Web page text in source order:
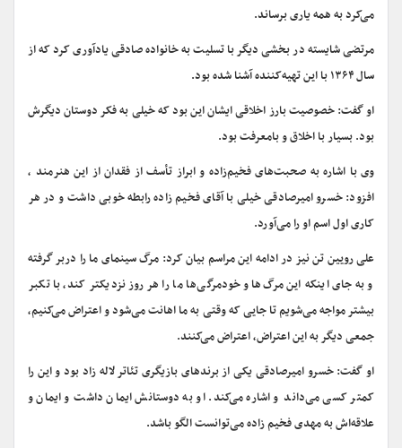
می‌کرد به همه یاری برساند.
مرتضی شایسته در بخشی دیگر با تسلیت به خانواده صادقی یادآوری کرد که از
سال ۱۳۶۴ با این تهیه‌کننده آشنا شده بود.
او گفت: خصوصیت بارز اخلاقی ایشان این بود که خیلی به فکر دوستان دیگرش
بود. بسیار با اخلاق و بامعرفت بود.
وی با اشاره به صحبت‌های فخیم‌زاده و ابراز تأسف از فقدان از این هنرمند ،
افزود: خسرو امیرصادقی خیلی با آقای فخیم زاده رابطه خوبی داشت و در هر
کاری اول اسم او را می‌آورد.
علی رویین تن‌ نیز در ادامه این مراسم بیان کرد: مرگ سینمای ما را دربر گرفته
و به جای اینکه این مرگ‌ها و خودمرگی‌ها ما را هر روز نزدیکتر کند، با تکبر
بیشتر مواجه می‌شویم تا جایی که وقتی به ما اهانت می‌شود و اعتراض می‌کنیم،
جمعی دیگر به این اعتراض، اعتراض می‌کنند.
او گفت: خسرو امیرصادقی یکی از برندهای بازیگری تئاتر لاله زاد بود و این را
کمتر کسی می‌داند و اشاره می‌کند. او به دوستانش ایمان داشت و ایمان و
علاقه‌اش به مهدی فخیم زاده می‌توانست الگو باشد.